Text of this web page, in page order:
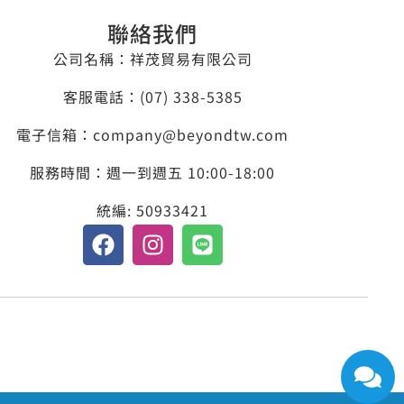
聯絡我們
公司名稱：祥茂貿易有限公司
客服電話：​(07) 338-5385
電子信箱：company@beyondtw.com
服務時間：週一到週五 10:00-18:00
統編: 50933421